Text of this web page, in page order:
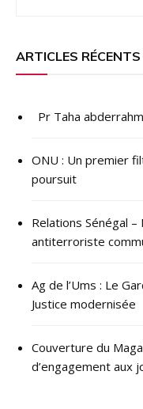
l’article
ARTICLES RÉCENTS
Pr Taha
ONU : ​Un premier
poursuit
Relations Sénégal
antiterroriste
Ag de l’Ums : Le
Justice modernisée
Couverture du
d’engagement aux